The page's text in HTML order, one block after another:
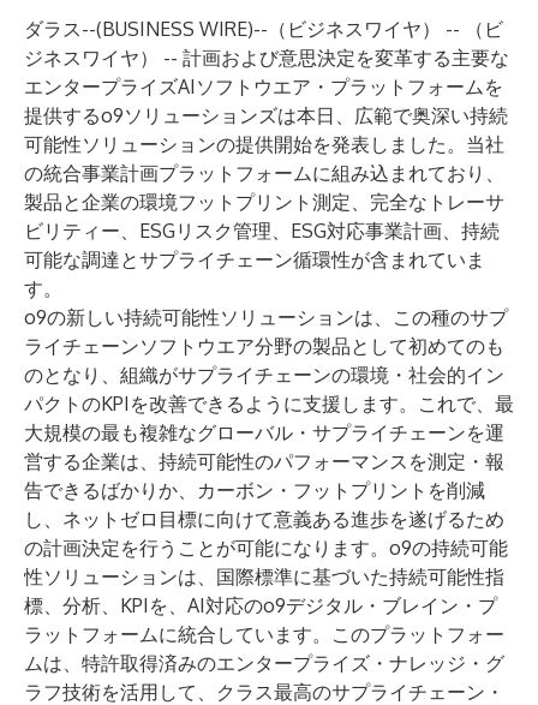
ダラス--(BUSINESS WIRE)-- （ビジネスワイヤ） -- （ビ
ジネスワイヤ） -- 計画および意思決定を変革する主要な
エンタープライズAIソフトウエア・プラットフォームを
提供するo9ソリューションズは本日、広範で奥深い持続
可能性ソリューションの提供開始を発表しました。当社
の統合事業計画プラットフォームに組み込まれており、
製品と企業の環境フットプリント測定、完全なトレーサ
ビリティー、ESGリスク管理、ESG対応事業計画、持続
可能な調達とサプライチェーン循環性が含まれていま
す。
o9の新しい持続可能性ソリューションは、この種のサプ
ライチェーンソフトウエア分野の製品として初めてのも
のとなり、組織がサプライチェーンの環境・社会的イン
パクトのKPIを改善できるように支援します。これで、最
大規模の最も複雑なグローバル・サプライチェーンを運
営する企業は、持続可能性のパフォーマンスを測定・報
告できるばかりか、カーボン・フットプリントを削減
し、ネットゼロ目標に向けて意義ある進歩を遂げるため
の計画決定を行うことが可能になります。o9の持続可能
性ソリューションは、国際標準に基づいた持続可能性指
標、分析、KPIを、AI対応のo9デジタル・ブレイン ・プ
ラットフォームに統合しています。このプラットフォー
ムは、特許取得済みのエンタープライズ・ナレッジ・グ
ラフ技術を活用して、クラス最高のサプライチェーン・